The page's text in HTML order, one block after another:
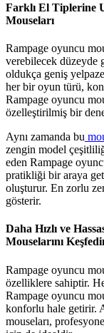
Farklı El Tiplerine
Mouseları
Rampage oyuncu
verebilecek düzeyde
oldukça geniş
her bir oyun türü,
Rampage oyuncu
özelleştirilmiş bir
Aynı zamanda bu
zengin model
eden Rampage
pratikliği bir araya
oluşturur. En zorlu
gösterir.
Daha Hızlı ve
Mouselarını
Rampage oyuncu
özelliklere sahiptir.
Rampage oyuncu
konforlu hale getirir.
mouseları,